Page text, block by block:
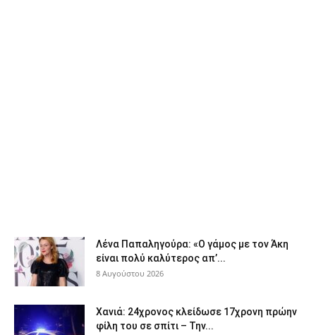
Λένα Παπαληγούρα: «Ο γάμος με τον Άκη
είναι πολύ καλύτερος απ’...
8 Αυγούστου 2026
Χανιά: 24χρονος κλείδωσε 17χρονη πρώην
φίλη του σε σπίτι – Την...